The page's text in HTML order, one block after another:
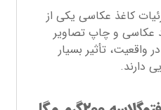
کاغذ عکاسی یکی از
عکاسی و چاپ تصاویر
تأثیر بسیار
دارند.